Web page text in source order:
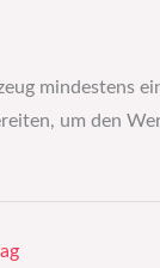
mindestens
um den